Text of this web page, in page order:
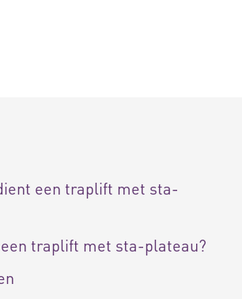
een traplift met sta-
traplift met sta-plateau?